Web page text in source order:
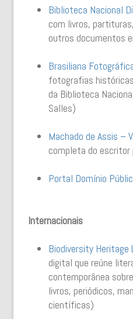
Biblioteca Nacional
com livros,
outros documentos
Brasiliana
fotografias
da Biblioteca
Salles)
Machado de Assis –
completa do escritor
Portal Domínio
Internacionais
Biodiversity Heritage
digital que reúne
contemporânea
livros, periódicos,
científicas)